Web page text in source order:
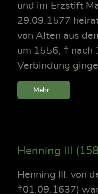
und im Erzstift
29.09.1577
von Alten aus
um 1556, † nach
Verbindung
Mehr...
Henning III
Henning III. von
†01.09.1637)